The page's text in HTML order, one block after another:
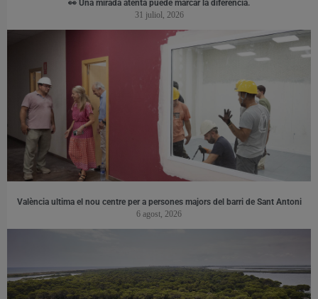
👀 Una mirada atenta puede marcar la diferencia.
31 juliol, 2026
València ultima el nou centre per a persones majors del barri de Sant Antoni
6 agost, 2026